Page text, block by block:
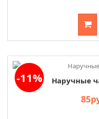
-11% Наручные